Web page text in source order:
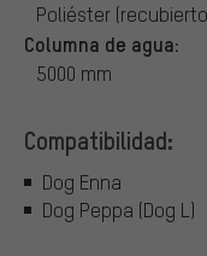
Poliéster
Columna de agua:
5000 mm
Compatibilidad:
Dog Enna
Dog Peppa (Dog L)